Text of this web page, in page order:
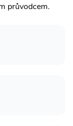
průvodcem.